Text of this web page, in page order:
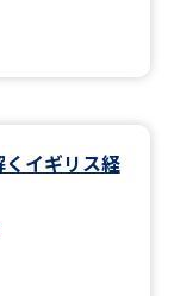
ムから探す
イギリス経